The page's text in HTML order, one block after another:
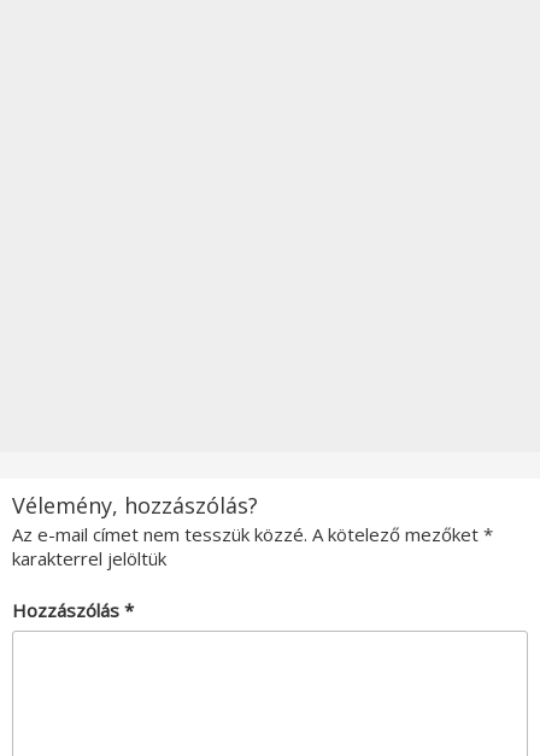
Vélemény, hozzászólás?
Az e-mail címet nem tesszük közzé. A kötelező mezőket *
karakterrel jelöltük
Hozzászólás *